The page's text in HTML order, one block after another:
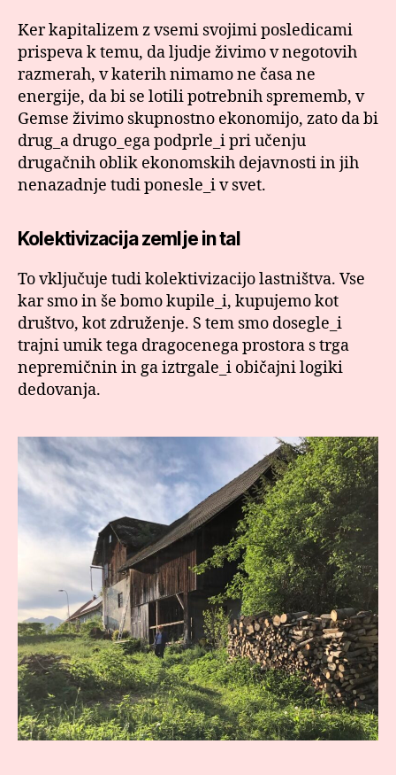
Ker kapitalizem z vsemi svojimi posledicami
prispeva k temu, da ljudje živimo v negotovih
razmerah, v katerih nimamo ne časa ne
energije, da bi se lotili potrebnih sprememb, v
Gemse živimo skupnostno ekonomijo, zato da bi
drug_a drugo_ega podprle_i pri učenju
drugačnih oblik ekonomskih dejavnosti in jih
nenazadnje tudi ponesle_i v svet.
Kolektivizacija zemlje in tal
To vključuje tudi kolektivizacijo lastništva. Vse
kar smo in še bomo kupile_i, kupujemo kot
društvo, kot združenje. S tem smo dosegle_i
trajni umik tega dragocenega prostora s trga
nepremičnin in ga iztrgale_i običajni logiki
dedovanja.